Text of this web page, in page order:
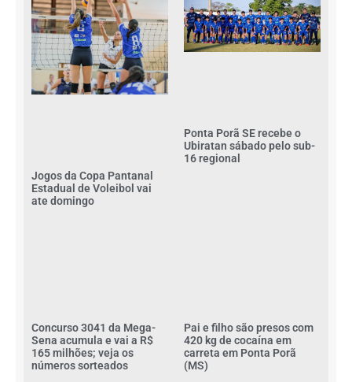
Jogos da Copa Pantanal
Estadual de Voleibol vai
ate domingo
Ponta Porã SE recebe o
Ubiratan sábado pelo sub-
16 regional
Concurso 3041 da Mega-
Sena acumula e vai a R$
165 milhões; veja os
números sorteados
Pai e filho são presos com
420 kg de cocaína em
carreta em Ponta Porã
(MS)